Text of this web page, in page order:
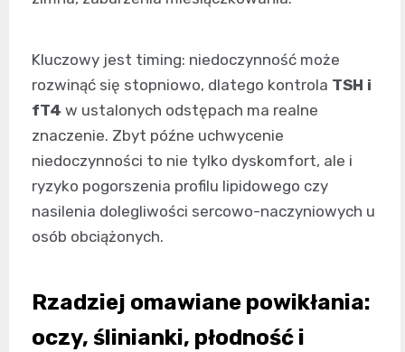
Kluczowy jest timing: niedoczynność może
rozwinąć się stopniowo, dlatego kontrola TSH i
fT4 w ustalonych odstępach ma realne
znaczenie. Zbyt późne uchwycenie
niedoczynności to nie tylko dyskomfort, ale i
ryzyko pogorszenia profilu lipidowego czy
nasilenia dolegliwości sercowo-naczyniowych u
osób obciążonych.
Rzadziej omawiane powikłania:
oczy, ślinianki, płodność i